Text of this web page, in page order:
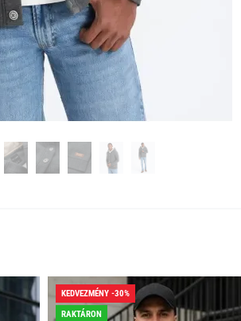
KEDVEZMÉNY -30%
RAKTÁRON